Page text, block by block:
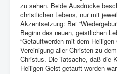
zu sehen. Beide Ausdrücke
christlichen Lebens, nur mit
Akzentsetzung: Bei
Beginn des neuen, geistlichen
“Getauftwerden mit dem
Vereinigung aller Christen zu
Christus. Die Tatsache, daß die
Heiligen Geist getauft worden